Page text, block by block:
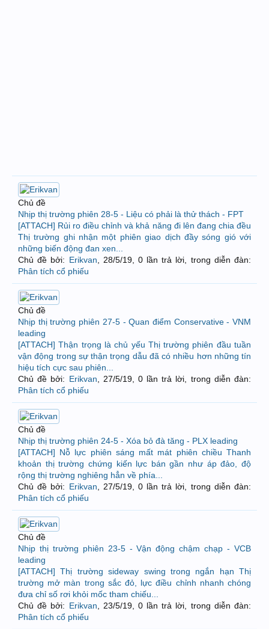
Chủ đề
Nhịp thị trường phiên 28-5 - Liệu có phải là thử thách - FPT
[ATTACH] Rủi ro điều chỉnh và khả năng đi lên đang chia đều
Thị trường ghi nhận một phiên giao dịch đầy sóng gió với
những biến động đan xen...
Chủ đề bởi: Erikvan 28/5/19, 0 lần trả lời, trong diễn đàn:
Phân tích cổ phiếu
Chủ đề
Nhịp thị trường phiên 27-5 - Quan điểm Conservative - VNM
leading
[ATTACH] Thận trọng là chủ yếu Thị trường phiên đầu tuần
vận động trong sự thận trọng dẫu đã có nhiều hơn những tín
hiệu tích cực sau phiên...
Chủ đề bởi: Erikvan 27/5/19, 0 lần trả lời, trong diễn đàn:
Phân tích cổ phiếu
Chủ đề
Nhịp thị trường phiên 24-5 - Xóa bỏ đà tăng - PLX leading
[ATTACH] Nỗ lực phiên sáng mất mát phiên chiều Thanh
khoản thị trường chứng kiến lực bán gần như áp đảo, độ
rộng thị trường nghiêng hẳn về phía...
Chủ đề bởi: Erikvan 27/5/19, 0 lần trả lời, trong diễn đàn:
Phân tích cổ phiếu
Chủ đề
Nhịp thị trường phiên 23-5 - Vận động chậm chạp - VCB
leading
[ATTACH] Thị trường sideway swing trong ngắn hạn Thị
trường mở màn trong sắc đỏ, lực điều chỉnh nhanh chóng
đưa chỉ số rơi khỏi mốc tham chiếu...
Chủ đề bởi: Erikvan 23/5/19, 0 lần trả lời, trong diễn đàn:
Phân tích cổ phiếu